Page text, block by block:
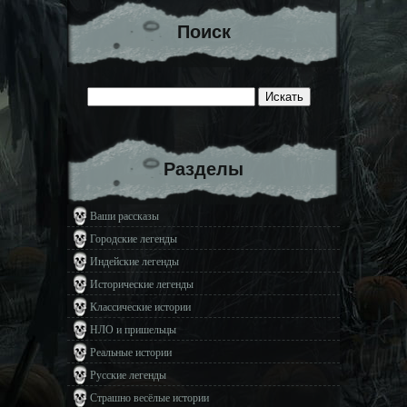
Поиск
Разделы
Ваши рассказы
Городские легенды
Индейские легенды
Исторические легенды
Классические истории
НЛО и пришельцы
Реальные истории
Русские легенды
Страшно весёлые истории